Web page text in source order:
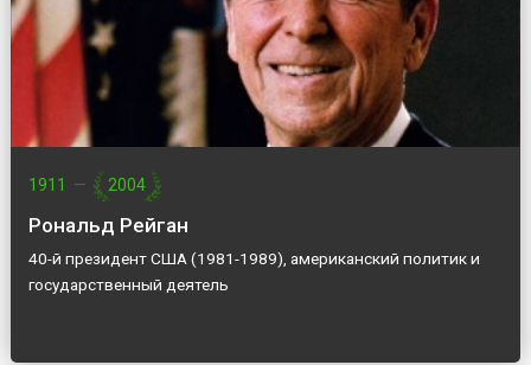
1911 — 2004
Рональд Рейган
40-й президент США (1981-1989), американский политик и
государственный деятель